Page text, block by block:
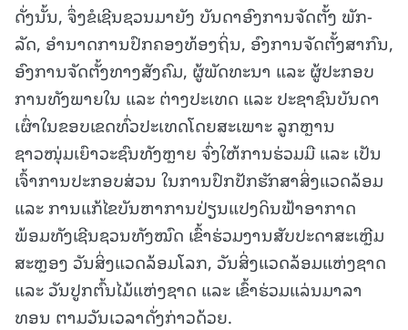
ດັ່ງນັ້ນ, ຈຶ່ງຂໍເຊີນຊວນມາຍັງ ບັນດາອົງການຈັດຕັ້ງ ພັກ-
ລັດ, ອໍານາດການປົກຄອງທ້ອງຖິ່ນ, ອົງການຈັດຕັ້ງສາກົນ,
ອົງການຈັດຕັ້ງທາງສັງຄົມ, ຜູ້ພັດທະນາ ແລະ ຜູ້ປະກອບ
ການທັງພາຍໃນ ແລະ ຕ່າງປະເທດ ແລະ ປະຊາຊົນບັນດາ
ເຜົ່າໃນຂອບເຂດທົ່ວປະເທດໂດຍສະເພາະ ລູກຫຼານ
ຊາວໜຸ່ມເຍົາວະຊົນທັງຫຼາຍ ຈົ່ງໃຫ້ການຮ່ວມມື ແລະ ເປັນ
ເຈົ້າການປະກອບສ່ວນ ໃນການປົກປັກຮັກສາສິ່ງແວດລ້ອມ
ແລະ ການແກ້ໄຂບັນຫາການປ່ຽນແປງດິນຟ້າອາກາດ
ພ້ອມທັງເຊີນຊວນທັງໝົດ ເຂົ້າຮ່ວມງານສັບປະດາສະເຫຼີມ
ສະຫຼອງ ວັນສິ່ງແວດລ້ອມໂລກ, ວັນສິ່ງແວດລ້ອມແຫ່ງຊາດ
ແລະ ວັນປູກຕົ້ນໄມ້ແຫ່ງຊາດ ແລະ ເຂົ້າຮ່ວມແລ່ນມາລາ
ທອນ ຕາມວັນເວລາດັ່ງກ່າວດ້ວຍ.